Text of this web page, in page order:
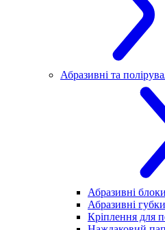
Абразивні та
Абразивні блоки
Абразивні
Кріплення для